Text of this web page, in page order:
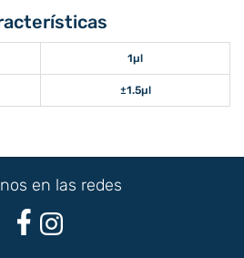
1µl
±1.5µl
en las redes